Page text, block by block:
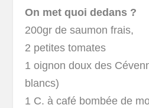
On met quoi dedans ?
200gr de saumon frais,
2 petites tomates
1 oignon doux des
blancs)
1 C. à café bombée de